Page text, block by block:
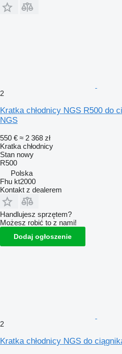
2
Kratka chłodnicy NGS R500 do
NGS
550 € ≈ 2 368 zł
Kratka chłodnicy
Stan nowy
R500
Polska
Fhu kt2000
Kontakt z dealerem
Handlujesz sprzętem?
Możesz robić to z nami!
Dodaj ogłoszenie
2
Kratka chłodnicy NGS do